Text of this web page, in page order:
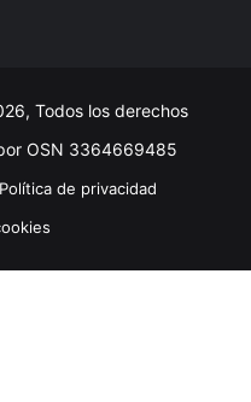
Todos los derechos
OSN 3364669485
Política de privacidad